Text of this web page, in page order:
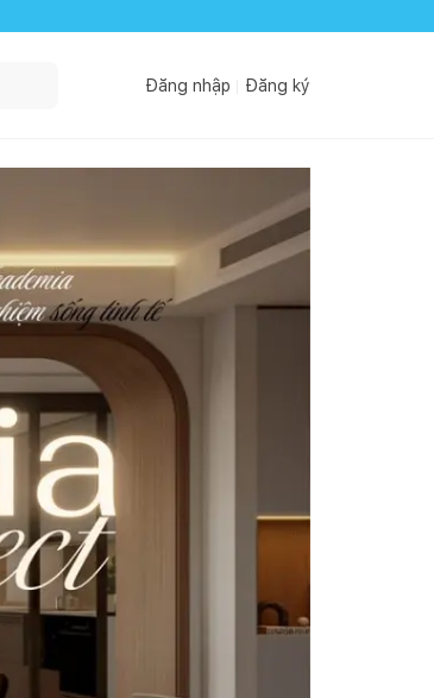
Đăng nhập Đăng ký